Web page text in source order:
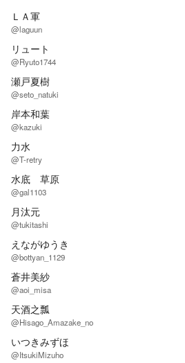
ＬＡ軍
@laguun
リュート
@Ryuto1744
瀬戸夏樹
@seto_natuki
岸本和葉
@kazuki
力水
@T-retry
水底 草原
@gal1103
月汰元
@tukitashi
えながゆうき
@bottyan_1129
蒼井美紗
@aoi_misa
天酒之瓢
@Hisago_Amazake_no
いつきみずほ
@ItsukiMizuho